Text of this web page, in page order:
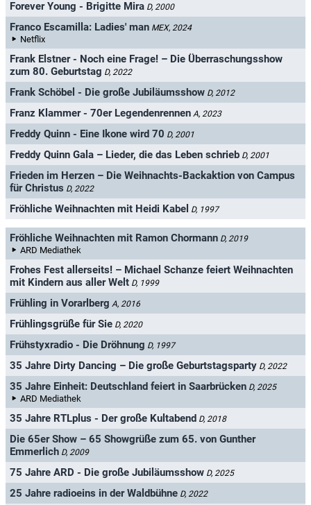
Forever Young - Brigitte Mira D, 2000
Franco Escamilla: Ladies' man MEX, 2024
Netflix
Frank Elstner - Noch eine Frage! – Die Überraschungsshow
zum 80. Geburtstag D, 2022
Frank Schöbel - Die große Jubiläumsshow D, 2012
Franz Klammer - 70er Legendenrennen A, 2023
Freddy Quinn - Eine Ikone wird 70 D, 2001
Freddy Quinn Gala – Lieder, die das Leben schrieb D, 2001
Frieden im Herzen – Die Weihnachts-Backaktion von Campus
für Christus D, 2022
Fröhliche Weihnachten mit Heidi Kabel D, 1997
Fröhliche Weihnachten mit Ramon Chormann D, 2019
ARD Mediathek
Frohes Fest allerseits! – Michael Schanze feiert Weihnachten
mit Kindern aus aller Welt D, 1999
Frühling in Vorarlberg A, 2016
Frühlingsgrüße für Sie D, 2020
Frühstyxradio - Die Dröhnung D, 1997
35 Jahre Dirty Dancing – Die große Geburtstagsparty D, 2022
35 Jahre Einheit: Deutschland feiert in Saarbrücken D, 2025
ARD Mediathek
35 Jahre RTLplus - Der große Kultabend D, 2018
Die 65er Show – 65 Showgrüße zum 65. von Gunther
Emmerlich D, 2009
75 Jahre ARD - Die große Jubiläumsshow D, 2025
25 Jahre radioeins in der Waldbühne D, 2022